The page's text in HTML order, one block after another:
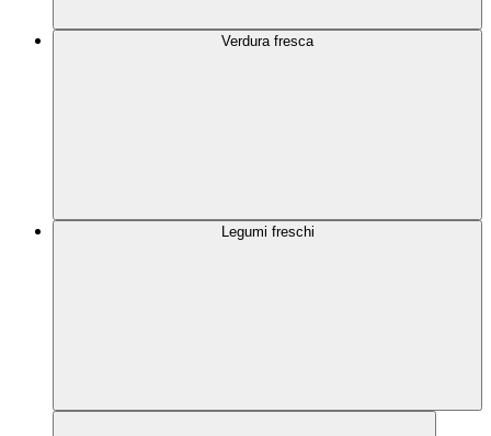
Verdura fresca
Legumi freschi